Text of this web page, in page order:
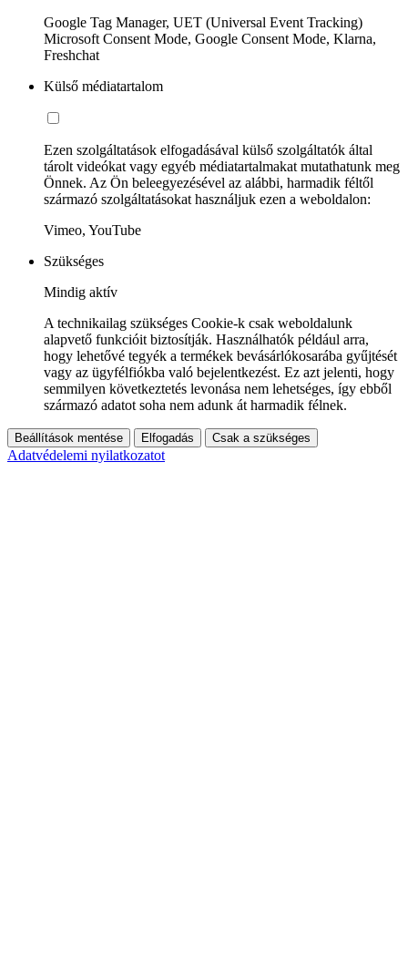
Google Tag Manager, UET (Universal Event Tracking)
Microsoft Consent Mode, Google Consent Mode, Klarna,
Freshchat
Külső médiatartalom
Ezen szolgáltatások elfogadásával külső szolgáltatók által
tárolt videókat vagy egyéb médiatartalmakat mutathatunk meg
Önnek. Az Ön beleegyezésével az alábbi, harmadik féltől
származó szolgáltatásokat használjuk ezen a weboldalon:
Vimeo, YouTube
Szükséges
Mindig aktív
A technikailag szükséges Cookie-k csak weboldalunk
alapvető funkcióit biztosítják. Használhatók például arra,
hogy lehetővé tegyék a termékek bevásárlókosarába gyűjtését
vagy az ügyfélfiókba való bejelentkezést. Ez azt jelenti, hogy
semmilyen következtetés levonása nem lehetséges, így ebből
származó adatot soha nem adunk át harmadik félnek.
Beállítások mentése Elfogadás Csak a szükséges
Adatvédelemi nyilatkozatot